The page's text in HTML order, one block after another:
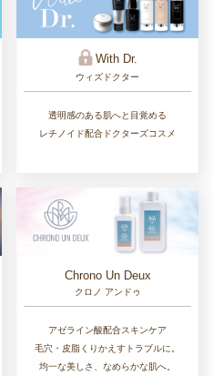
With Dr.
ウィズドクター
透明感のある肌へと目覚める
レチノイド配合ドクターズコスメ
Chrono Un Deux
クロノ アンドゥ
アゼライン酸配合スキンケア
毛穴・皮脂くりかえすトラブルに。
均一な美しさ、なめらかな肌へ。